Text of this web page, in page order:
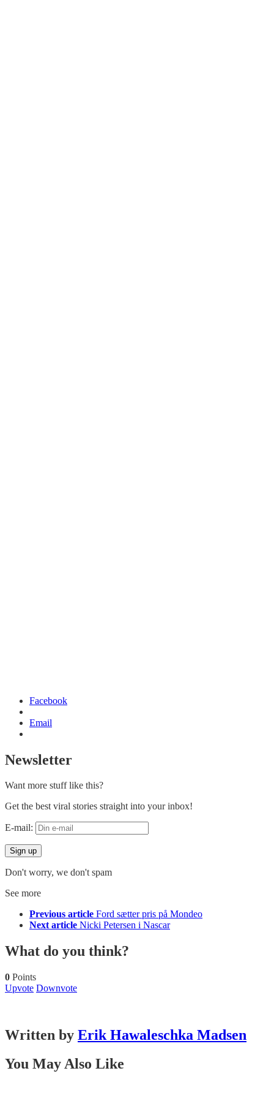
Facebook
Email
Newsletter
Want more stuff like this?
Get the best viral stories straight into your inbox!
E-mail:
Don't worry, we don't spam
See more
Previous article Ford sætter pris på Mondeo
Next article Nicki Petersen i Nascar
What do you think?
0 Points
Upvote Downvote
Written by Erik Hawaleschka Madsen
You May Also Like